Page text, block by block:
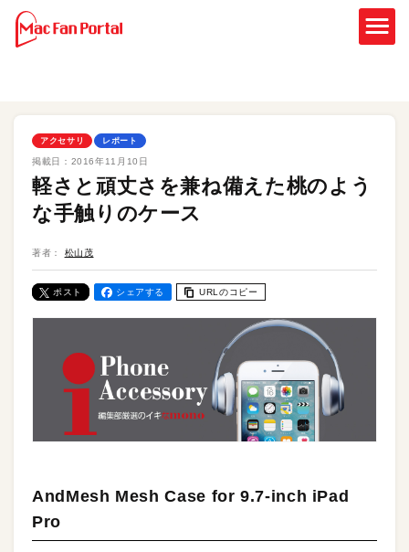
アクセサリ レポート
掲載日： 2016年11月10日
軽さと頑丈さを兼ね備えた桃のよう
な手触りのケース
著者： 松山茂
ポスト シェアする URLのコピー
AndMesh Mesh Case for 9.7-inch iPad
Pro